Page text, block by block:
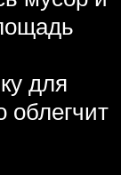
для
облегчит